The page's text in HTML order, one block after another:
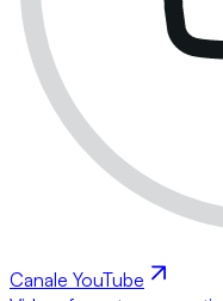
Canale YouTube